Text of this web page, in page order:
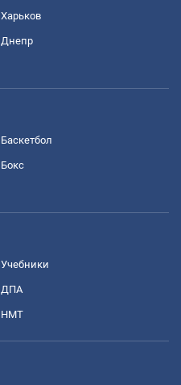
Харьков
Днепр
Баскетбол
Бокс
Учебники
ДПА
НМТ